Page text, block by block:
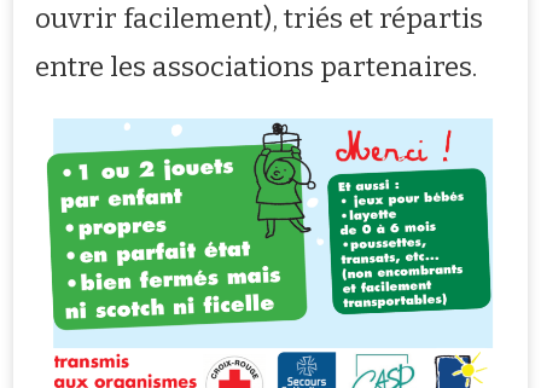
ouvrir facilement), triés et répartis
entre les associations partenaires.